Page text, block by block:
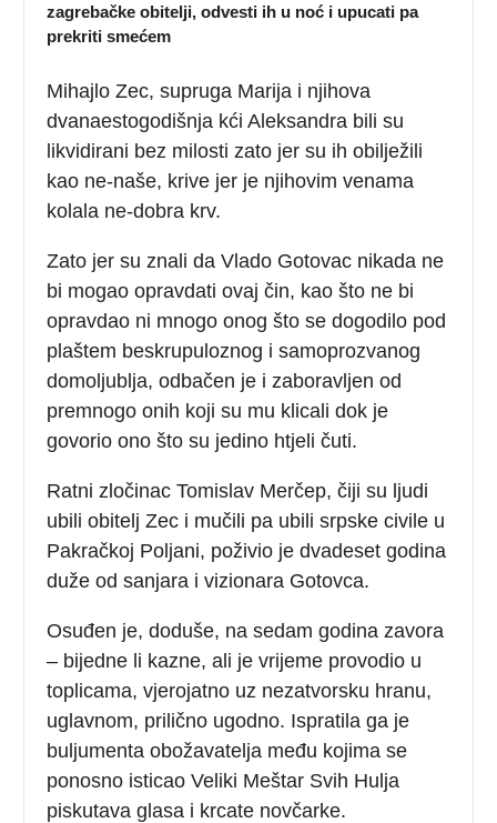
zagrebačke obitelji, odvesti ih u noć i upucati pa
prekriti smećem
Mihajlo Zec, supruga Marija i njihova
dvanaestogodišnja kći Aleksandra bili su
likvidirani bez milosti zato jer su ih obilježili
kao ne-naše, krive jer je njihovim venama
kolala ne-dobra krv.
Zato jer su znali da Vlado Gotovac nikada ne
bi mogao opravdati ovaj čin, kao što ne bi
opravdao ni mnogo onog što se dogodilo pod
plaštem beskrupuloznog i samoprozvanog
domoljublja, odbačen je i zaboravljen od
premnogo onih koji su mu klicali dok je
govorio ono što su jedino htjeli čuti.
Ratni zločinac Tomislav Merčep, čiji su ljudi
ubili obitelj Zec i mučili pa ubili srpske civile u
Pakračkoj Poljani, poživio je dvadeset godina
duže od sanjara i vizionara Gotovca.
Osuđen je, doduše, na sedam godina zavora
– bijedne li kazne, ali je vrijeme provodio u
toplicama, vjerojatno uz nezatvorsku hranu,
uglavnom, prilično ugodno. Ispratila ga je
buljumenta obožavatelja među kojima se
ponosno isticao Veliki Meštar Svih Hulja
piskutava glasa i krcate novčarke.